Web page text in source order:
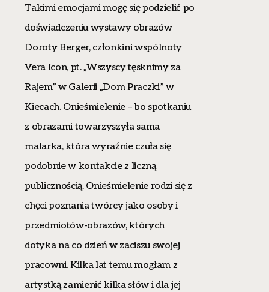
Takimi emocjami mogę się podzielić po
doświadczeniu wystawy obrazów
Doroty Berger, członkini wspólnoty
Vera Icon, pt. „Wszyscy tęsknimy za
Rajem” w Galerii „Dom Praczki” w
Kiecach. Onieśmielenie – bo spotkaniu
z obrazami towarzyszyła sama
malarka, która wyraźnie czuła się
podobnie w kontakcie z liczną
publicznością. Onieśmielenie rodzi się z
chęci poznania twórcy jako osoby i
przedmiotów-obrazów, których
dotyka na co dzień w zaciszu swojej
pracowni. Kilka lat temu mogłam z
artystką zamienić kilka słów i dla jej